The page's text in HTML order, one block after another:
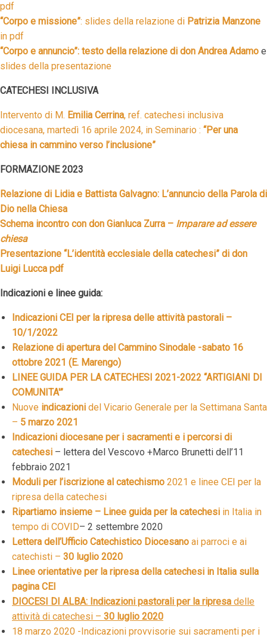
pdf
“Corpo e missione”: slides della relazione di Patrizia Manzone
in pdf
“Corpo e annuncio”: testo della relazione di don Andrea Adamo e
slides della presentazione
CATECHESI INCLUSIVA
Intervento di M. Emilia Cerrina, ref. catechesi inclusiva
diocesana, martedì 16 aprile 2024, in Seminario : “Per una
chiesa in cammino verso l’inclusione”
FORMAZIONE 2023
Relazione di Lidia e Battista Galvagno: L’annuncio della Parola di
Dio nella Chiesa
Schema incontro con don Gianluca Zurra – Imparare ad essere
chiesa
Presentazione “L’identità ecclesiale della catechesi” di don
Luigi Lucca pdf
Indicazioni e linee guida:
Indicazioni CEI per la ripresa delle attività pastorali –
10/1/2022
Relazione di apertura del Cammino Sinodale -sabato 16
ottobre 2021 (E. Marengo)
LINEE GUIDA PER LA CATECHESI 2021-2022 “ARTIGIANI DI
COMUNITA'”
Nuove indicazioni del Vicario Generale per la Settimana Santa
– 5 marzo 2021
Indicazioni diocesane per i sacramenti e i percorsi di
catechesi – lettera del Vescovo +Marco Brunetti dell’11
febbraio 2021
Moduli per l’iscrizione al catechismo 2021 e linee CEI per la
ripresa della catechesi
Ripartiamo insieme – Linee guida per la catechesi in Italia in
tempo di COVID– 2 settembre 2020
Lettera dell’Ufficio Catechistico Diocesano ai parroci e ai
catechisti – 30 luglio 2020
Linee orientative per la ripresa della catechesi in Italia sulla
pagina CEI
DIOCESI DI ALBA: Indicazioni pastorali per la ripresa delle
attività di catechesi – 30 luglio 2020
18 marzo 2020 -Indicazioni provvisorie sui sacramenti per i